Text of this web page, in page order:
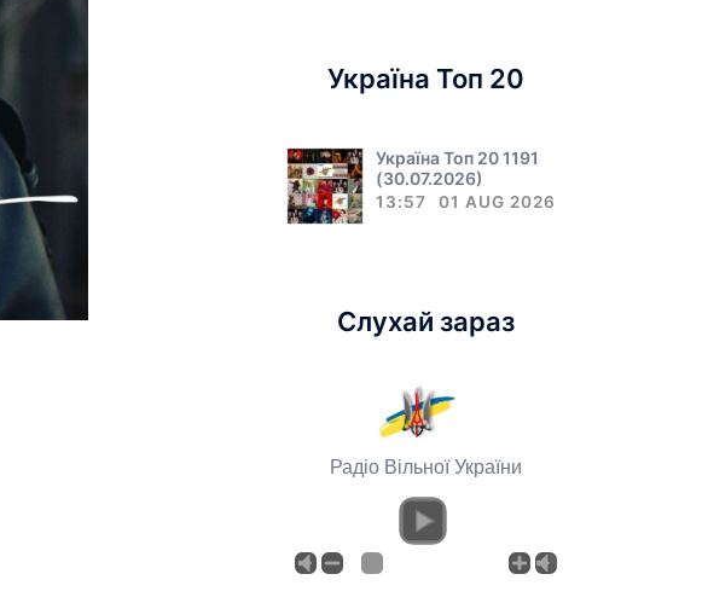
Україна Топ 20
Україна Топ 20 1191
(30.07.2026)
13:57 01 AUG 2026
Слухай зараз
Радіо Вільної України